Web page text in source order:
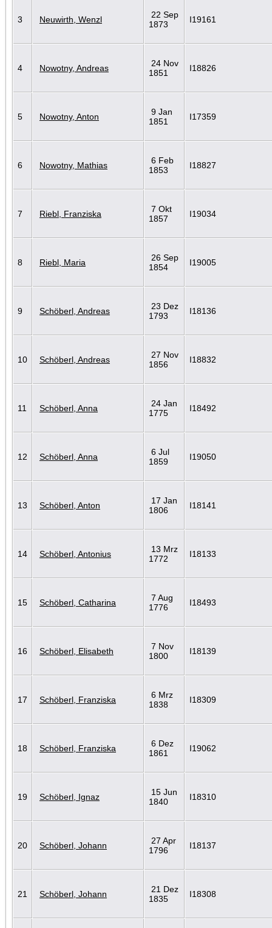
3 Neuwirth, Wenzl
22 Sep
1873
I19161
4 Nowotny, Andreas
24 Nov
1851
I18826
5 Nowotny, Anton
9 Jan
1851
I17359
6 Nowotny, Mathias
6 Feb
1853
I18827
7 Riebl, Franziska
7 Okt
1857
I19034
8 Riebl, Maria
26 Sep
1854
I19005
9 Schöberl, Andreas
23 Dez
1793
I18136
10 Schöberl, Andreas
27 Nov
1856
I18832
11 Schöberl, Anna
24 Jan
1775
I18492
12 Schöberl, Anna
6 Jul
1859
I19050
13 Schöberl, Anton
17 Jan
1806
I18141
14 Schöberl, Antonius
13 Mrz
1772
I18133
15 Schöberl, Catharina
7 Aug
1776
I18493
16 Schöberl, Elisabeth
7 Nov
1800
I18139
17 Schöberl, Franziska
6 Mrz
1838
I18309
18 Schöberl, Franziska
6 Dez
1861
I19062
19 Schöberl, Ignaz
15 Jun
1840
I18310
20 Schöberl, Johann
27 Apr
1796
I18137
21 Schöberl, Johann
21 Dez
1835
I18308